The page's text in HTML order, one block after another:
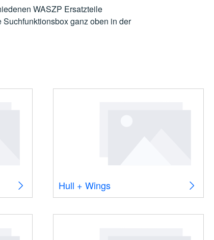
WASZP Ersatzteile
ganz oben in der
Hull + Wings